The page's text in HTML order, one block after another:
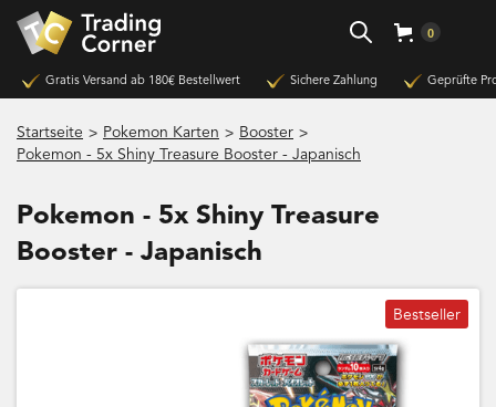
0
Gratis Versand ab 180€ Bestellwert Sichere Zahlung Geprüfte
Startseite > Pokemon Karten > Booster >
Pokemon - 5x Shiny Treasure Booster - Japanisch
Pokemon - 5x Shiny Treasure
Booster - Japanisch
Bestseller